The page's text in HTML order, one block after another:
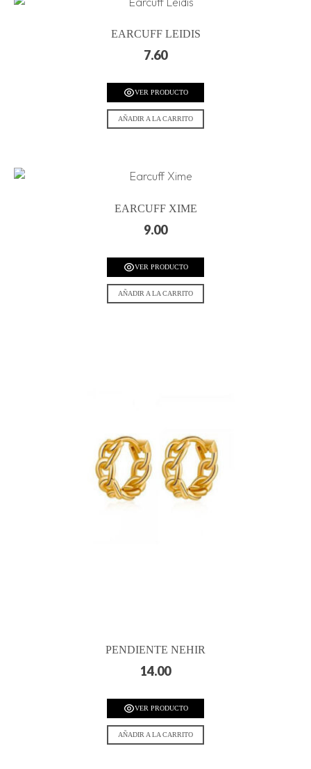
EARCUFF LEIDIS
7.60
VER PRODUCTO
AÑADIR A LA CARRITO
EARCUFF XIME
9.00
VER PRODUCTO
AÑADIR A LA CARRITO
PENDIENTE NEHIR
14.00
VER PRODUCTO
AÑADIR A LA CARRITO